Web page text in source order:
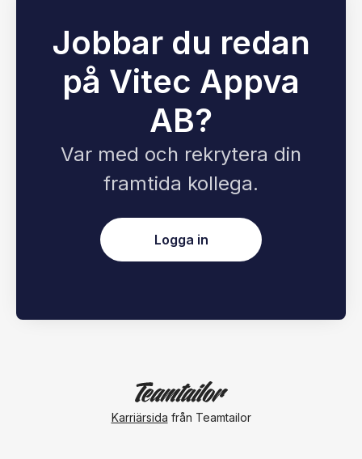
Jobbar du redan
på Vitec Appva
AB?
Var med och rekrytera din
framtida kollega.
Logga in
Karriärsida från Teamtailor